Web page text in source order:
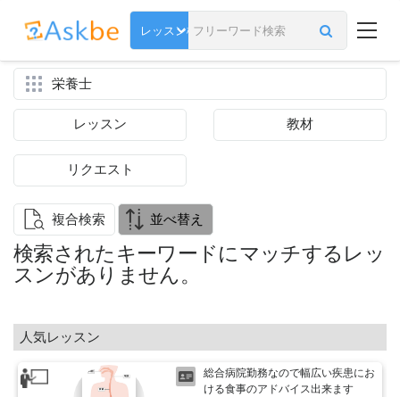
栄養士
レッスン 教材
リクエスト
複合検索 並べ替え
検索されたキーワードにマッチするレッ
スンがありません。
人気レッスン
総合病院勤務なので幅広い疾患にお
ける食事のアドバイス出来ます